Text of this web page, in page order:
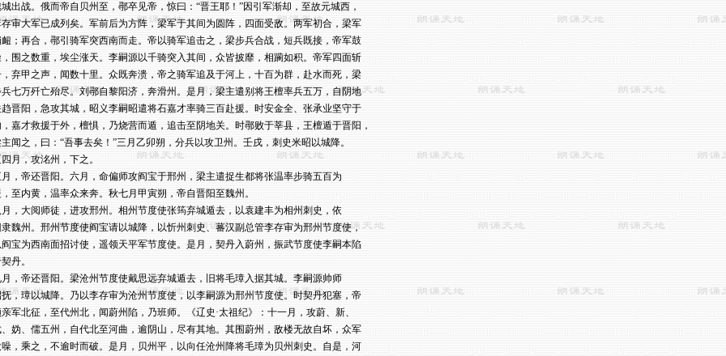
出战。俄而帝自贝州至，鄩卒见帝，惊曰：“晋王耶！”因引军渐却，至故元城西，
审大军已成列矣。军前后为方阵，梁军于其间为圆阵，四面受敌。两军初合，梁军
；再合，鄩引骑军突西南而走。帝以骑军追击之，梁步兵合战，短兵既接，帝军鼓
围之数重，埃尘涨天。李嗣源以千骑突入其间，众皆披靡，相躏如积。帝军四面斩
弃甲之声，闻数十里。众既奔溃，帝之骑军追及于河上，十百为群，赴水而死，梁
七万歼亡殆尽。刘鄩自黎阳济，奔滑州。是月，梁主遣别将王檀率兵五万，自阴地
晋阳，急攻其城，昭义李嗣昭遣将石嘉才率骑三百赴援。时安金全、张承业坚守于
嘉才救援于外，檀惧，乃烧营而遁，追击至阴地关。时鄩败于莘县，王檀遁于晋阳，
闻之，曰：“吾事去矣！”三月乙卯朔，分兵以攻卫州。壬戌，刺史米昭以城降。
月，攻洺州，下之。
，帝还晋阳。六月，命偏师攻阎宝于邢州，梁主遣捉生都将张温率步骑五百为
至内黄，温率众来奔。秋七月甲寅朔，帝自晋阳至魏州。
，大阅师徒，进攻邢州。相州节度使张筠弃城遁去，以袁建丰为相州刺史，依
魏州。邢州节度使阎宝请以城降，以忻州刺史、蕃汉副总管李存审为邢州节度使，
宝为西南面招讨使，遥领天平军节度使。是月，契丹入蔚州，振武节度使李嗣本陷
丹。
，帝还晋阳。梁沧州节度使戴思远弃城遁去，旧将毛璋入据其城。李嗣源帅师
，璋以城降。乃以李存审为沧州节度使，以李嗣源为邢州节度使。时契丹犯塞，帝
军北征，至代州北，闻蔚州陷，乃班师。《辽史·太祖纪》：十一月，攻蔚、新、
妫、儒五州，自代北至河曲，逾阴山，尽有其地。其围蔚州，敌楼无故自坏，众军
，乘之，不逾时而破。是月，贝州平，以向任沧州降将毛璋为贝州刺史。自是，河